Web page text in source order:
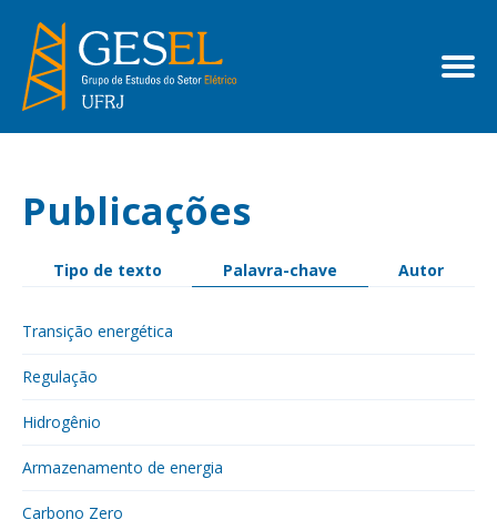
Publicações
Tipo de texto Palavra-chave Autor
Transição energética
Regulação
Hidrogênio
Armazenamento de energia
Carbono Zero